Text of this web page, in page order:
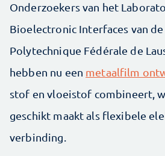
Onderzoekers van het
Bioelectronic Interfaces van de
Polytechnique Fédérale de
hebben nu een metaalfilm
stof en vloeistof combineert,
geschikt maakt als flexibele
verbinding.